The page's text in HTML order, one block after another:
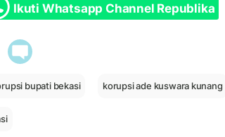
Ikuti Whatsapp Channel Republika
bupati bekasi korupsi ade kuswara kunang